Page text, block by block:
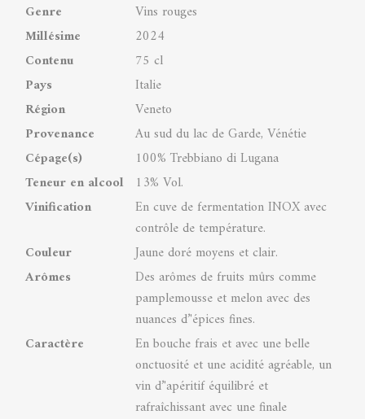
Genre
Vins rouges
Millésime
2024
Contenu
75 cl
Pays
Italie
Région
Veneto
Provenance
Au sud du lac de Garde, Vénétie
Cépage(s)
100% Trebbiano di Lugana
Teneur en alcool
13% Vol.
Vinification
En cuve de fermentation INOX avec
contrôle de température.
Couleur
Jaune doré moyens et clair.
Arômes
Des arômes de fruits mûrs comme
pamplemousse et melon avec des
nuances d’'épices fines.
Caractère
En bouche frais et avec une belle
onctuosité et une acidité agréable, un
vin d’'apéritif équilibré et
rafraîchissant avec une finale